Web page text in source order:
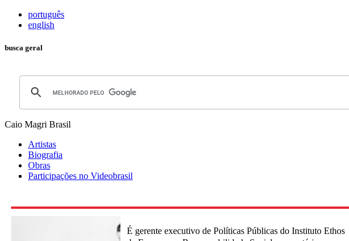
português
english
busca geral
Caio Magri Brasil
Artistas
Biografia
Obras
Participações no Videobrasil
É gerente executivo de Políticas Públicas do Instituto Ethos